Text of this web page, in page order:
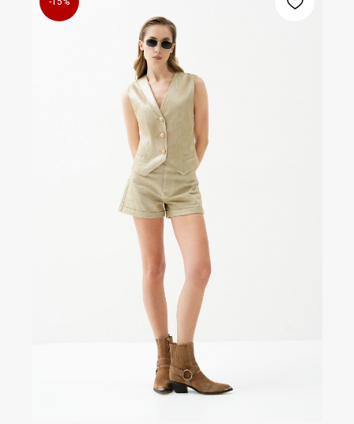
*Подписываясь на рассылку, вы соглашаетесь с условиями
Политика конфеденциальности
Публичная оферта